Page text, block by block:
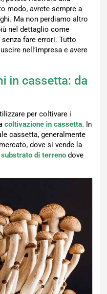
modo, avrete sempre a
Ma non perdiamo altro
nel dettaglio come
fare errori. Tutto
nell’impresa e avere
in cassetta: da
per coltivare i
coltivazione in cassetta. In
cassetta, generalmente
dove si vende la
substrato di terreno dove